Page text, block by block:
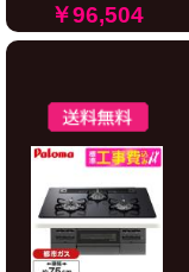
￥96,504